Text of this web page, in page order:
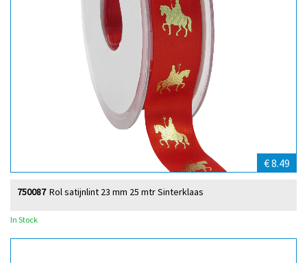
€ 8.49
Rol satijnlint 23 mm 25 mtr Sinterklaas
750087
In Stock